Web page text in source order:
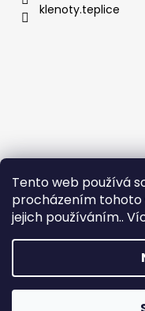
Tento web používá
procházením tohoto
jejich používáním..
klenoty.teplice
Copyright 2026